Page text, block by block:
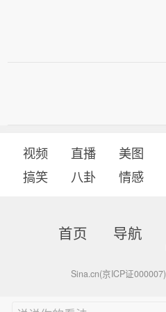
视频 直播 美图
搞笑
八卦 情感
首页 导航
Sina.cn(京ICP证000007)